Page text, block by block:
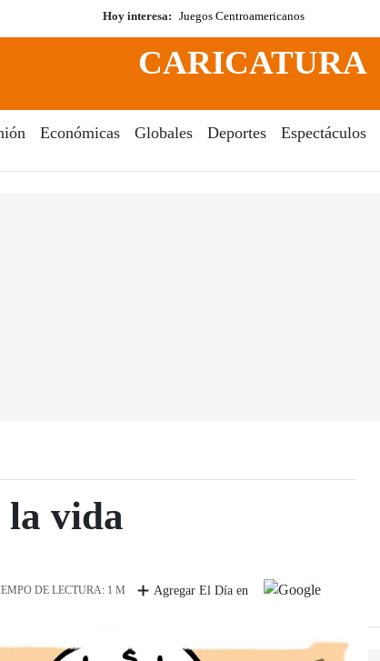
Hoy interesa: Juegos Centroamericanos
CARICATURA
Económicas Globales Deportes Espectáculos
la vida
DE LECTURA: 1 M Agregar El Día en